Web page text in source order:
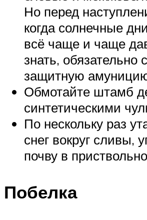
Но перед
когда солнечные
всё чаще и чаще
знать, обязательно
защитную
Обмотайте штамб
синтетическими
По нескольку раз
снег вокруг сливы,
почву в
Побелка